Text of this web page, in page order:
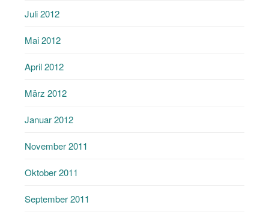
Juli 2012
Mai 2012
April 2012
März 2012
Januar 2012
November 2011
Oktober 2011
September 2011